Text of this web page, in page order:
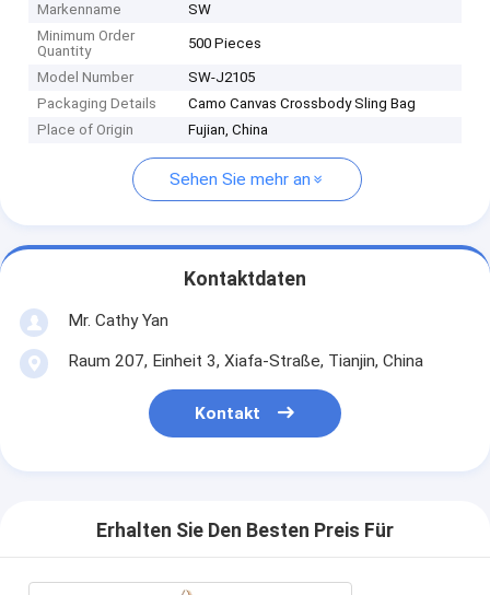
Markenname
SW
Minimum Order
Quantity
500 Pieces
Model Number
SW-J2105
Packaging Details
Camo Canvas Crossbody Sling Bag
Place of Origin
Fujian, China
Sehen Sie mehr an
Kontaktdaten
Mr. Cathy Yan
Raum 207, Einheit 3, Xiafa-Straße, Tianjin, China
Kontakt
Erhalten Sie Den Besten Preis Für